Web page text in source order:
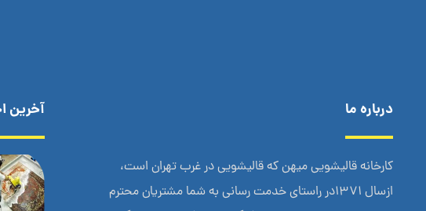
درباره ما
کارخانه قالیشویی میهن که قالیشویی در غرب تهران است،
ازسال 1371در راستای خدمت رسانی به شما مشتریان محترم
آخرین